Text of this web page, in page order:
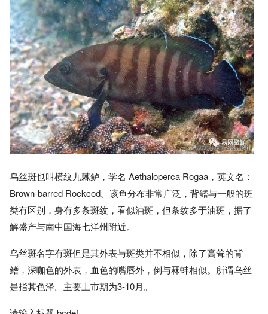
乌丝斑也叫横纹九棘鲈，学名 Aethaloperca Rogaa，英文名：
Brown-barred Rockcod。该鱼分布非常广泛，背鳍与一般的斑
类有区别，身有多条斑纹，看似油斑，但条纹多于油斑，据了
解盛产与南中国海七洋州附近。
乌丝斑名字有斑但是其外表与斑类并不相似，除了高耸的背
鳍，深咖色的外表，血色的嘴唇外，倒与冧蚌相似。所谓乌丝
是指其色泽。主要上市期为3-10月。